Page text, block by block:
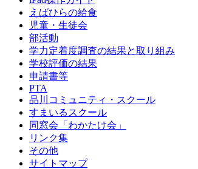
えばひらの給食
児童・生徒会
部活動
学力定着度調査の結果と取り組み
学校評価の結果
申請書等
PTA
品川コミュニティ・スクール
すまいるスクール
同窓会「わかたけ会」
リンク集
その他
サイトマップ